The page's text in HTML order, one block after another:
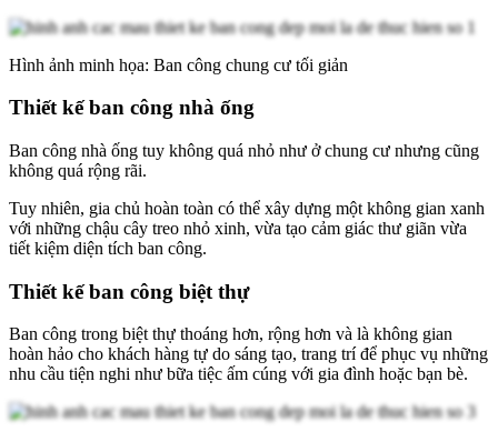
Hình ảnh minh họa: Ban công chung cư tối giản
Thiết kế ban công nhà ống
Ban công nhà ống tuy không quá nhỏ như ở chung cư nhưng cũng
không quá rộng rãi.
Tuy nhiên, gia chủ hoàn toàn có thể xây dựng một không gian xanh
với những chậu cây treo nhỏ xinh, vừa tạo cảm giác thư giãn vừa
tiết kiệm diện tích ban công.
Thiết kế ban công biệt thự
Ban công trong biệt thự thoáng hơn, rộng hơn và là không gian
hoàn hảo cho khách hàng tự do sáng tạo, trang trí để phục vụ những
nhu cầu tiện nghi như bữa tiệc ấm cúng với gia đình hoặc bạn bè.